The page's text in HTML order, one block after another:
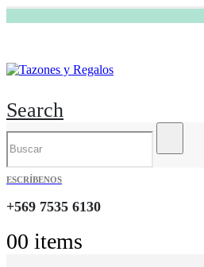
Search
ESCRÍBENOS
+569 7535 6130
00 items